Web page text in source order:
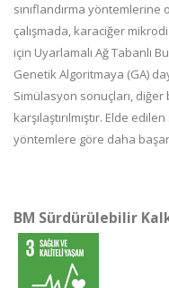
sınıflandırma yöntemlerine
çalışmada, karaciğer
için Uyarlamalı Ağ Tabanlı
Genetik Algoritmaya (GA)
Simülasyon sonuçları,
karşılaştırılmıştır. Elde
yöntemlere göre daha
BM Sürdürülebilir